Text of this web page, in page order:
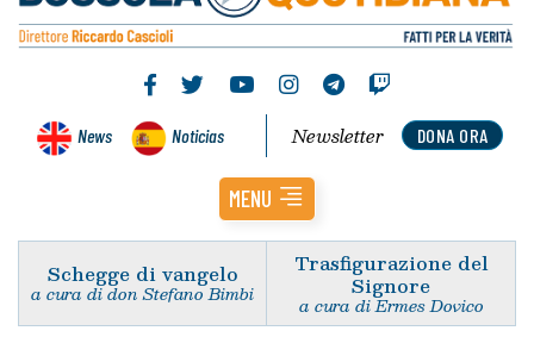
News Noticias DONA ORA
Newsletter
MENU
Schegge di vangelo
a cura di don Stefano Bimbi
Trasfigurazione del
Signore
a cura di Ermes Dovico